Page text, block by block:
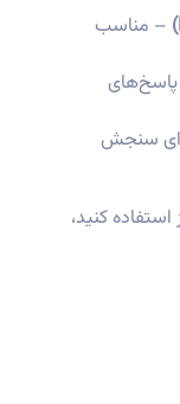
– مناسب
پاسخ‌های
سنجش
کنید،